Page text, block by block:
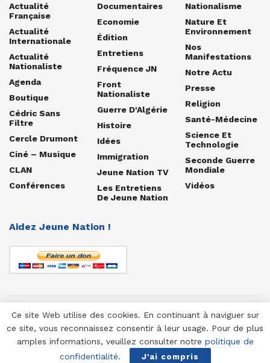
Actualité
Française
Actualité
Internationale
Actualité
Nationaliste
Agenda
Boutique
Cédric Sans
Filtre
Cercle Drumont
Ciné – Musique
CLAN
Conférences
Documentaires
Economie
Édition
Entretiens
Fréquence JN
Front
Nationaliste
Guerre D'Algérie
Histoire
Idées
Immigration
Jeune Nation TV
Les Entretiens
De Jeune Nation
Nationalisme
Nature Et
Environnement
Nos
Manifestations
Notre Actu
Presse
Religion
Santé-Médecine
Science Et
Technologie
Seconde Guerre
Mondiale
Vidéos
Aidez Jeune Nation !
© 1958-2025 Jeune Nation
Ce site Web utilise des cookies. En continuant à naviguer sur
ce site, vous reconnaissez consentir à leur usage. Pour de plus
amples informations, veuillez consulter notre politique de
confidentialité. J'ai compris